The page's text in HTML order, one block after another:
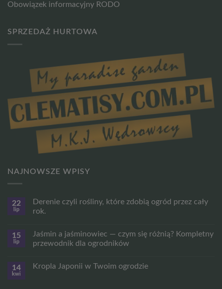
Obowiązek informacyjny RODO
SPRZEDAŻ HURTOWA
NAJNOWSZE WPISY
22
lip
Derenie czyli rośliny, które zdobią ogród przez cały
rok.
do
Derenie
czyli
zdobią
15
lip
Jaśmin a jaśminowiec — czym się różnią? Kompletny
przewodnik dla ogrodników
do
14
kwi
Kropla Japonii w Twoim ogrodzie